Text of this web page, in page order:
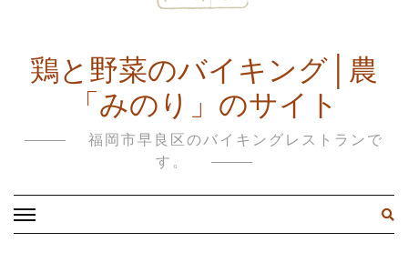
鶏と野菜のバイキング│農
「みのり」のサイト
福岡市早良区のバイキングレストランで
す。